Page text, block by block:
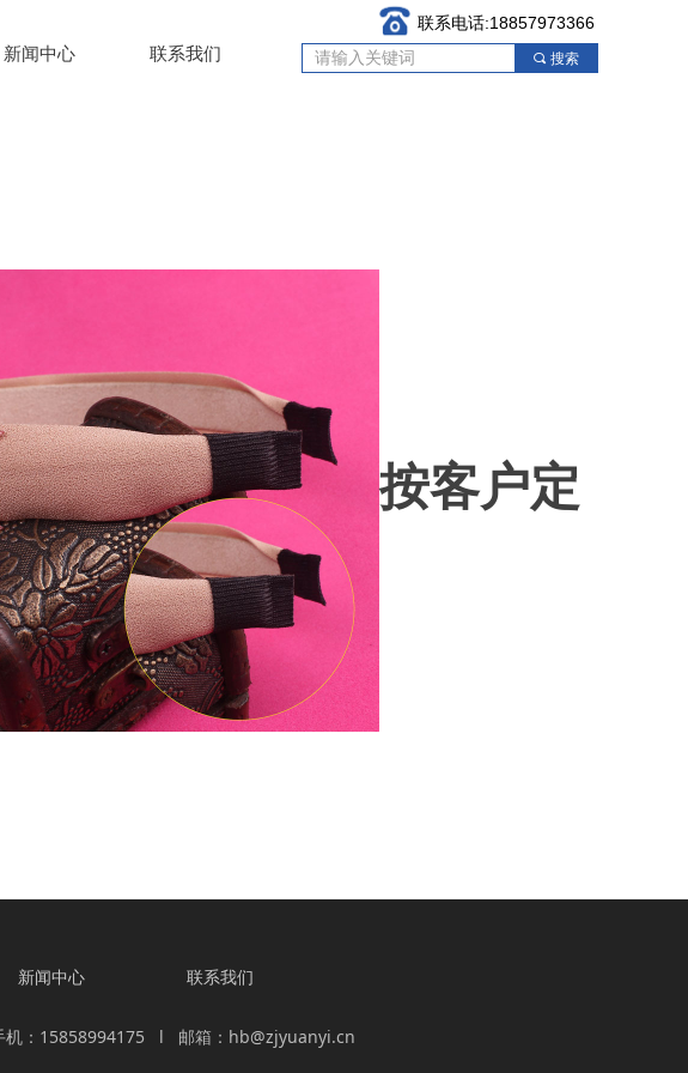
新闻中心 联系我们 끠 搜索
联系电话:18857973366
按客户定
新闻中心 联系我们
：15858994175 l 邮箱：hb@zjyuanyi.cn